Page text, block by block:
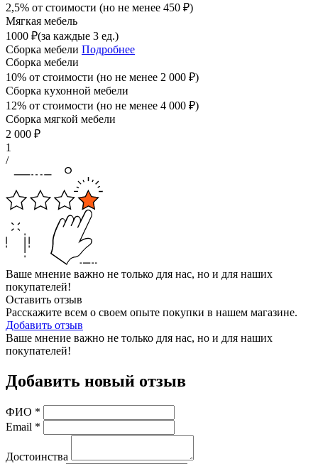
2,5% от стоимости (но не менее 450 ₽)
Мягкая мебель
1000 ₽(за каждые 3 ед.)
Сборка мебели Подробнее
Сборка мебели
10% от стоимости (но не менее 2 000 ₽)
Сборка кухонной мебели
12% от стоимости (но не менее 4 000 ₽)
Сборка мягкой мебели
2 000 ₽
1
/
Ваше мнение важно не только для нас, но и для наших
покупателей!
Оставить отзыв
Расскажите всем о своем опыте покупки в нашем магазине.
Добавить отзыв
Ваше мнение важно не только для нас, но и для наших
покупателей!
Добавить новый отзыв
ФИО *
Email *
Достоинства